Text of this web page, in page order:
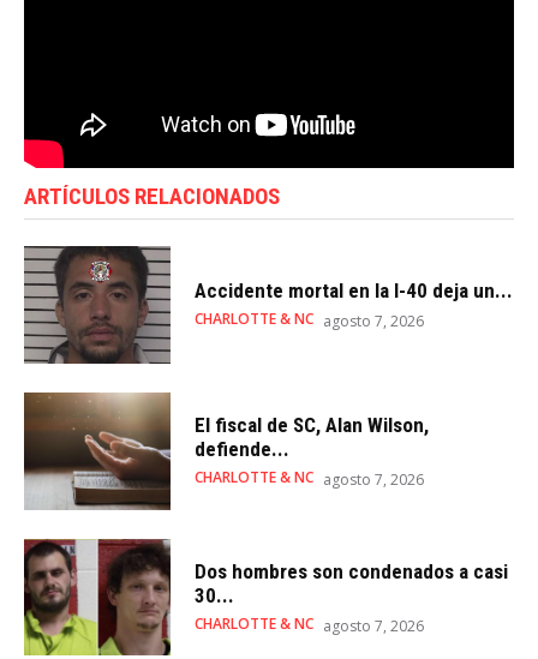
ARTÍCULOS RELACIONADOS
Accidente mortal en la I-40 deja un...
CHARLOTTE & NC agosto 7, 2026
El fiscal de SC, Alan Wilson,
defiende...
CHARLOTTE & NC agosto 7, 2026
Dos hombres son condenados a casi
30...
CHARLOTTE & NC agosto 7, 2026